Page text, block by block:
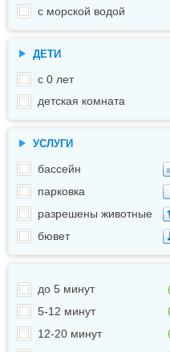
с морской водой
ДЕТИ
с 0 лет
детская комната
УСЛУГИ
бассейн
парковка
разрешены животные
бювет
до 5 минут
5-12 минут
12-20 минут